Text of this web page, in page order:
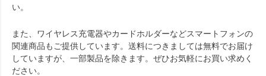
い。
また、ワイヤレス充電器やカードホルダーなどスマートフォンの
関連商品もご提供しています。送料につきましては無料でお届け
していますが、一部製品を除きます。ぜひお気軽にお買い求めく
ださい。